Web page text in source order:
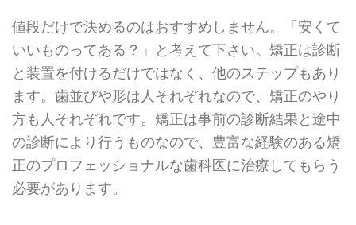
値段だけで決めるのはおすすめしません。「安くて
いいものってある？」と考えて下さい。矯正は診断
と装置を付けるだけではなく、他のステップもあり
ます。歯並びや形は人それぞれなので、矯正のやり
方も人それぞれです。矯正は事前の診断結果と途中
の診断により行うものなので、豊富な経験のある矯
正のプロフェッショナルな歯科医に治療してもらう
必要があります。